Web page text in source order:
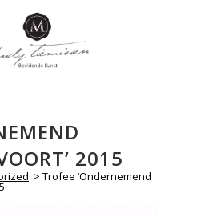
2015
> Trofee ‘Ondernemend